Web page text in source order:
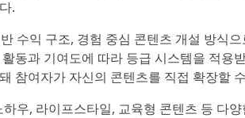
.
수익 구조, 경험 중심 콘텐츠 개설 방식
동과 기여도에 따라 등급 시스템을 적용
참여자가 자신의 콘텐츠를 직접 확장할
우, 라이프스타일, 교육형 콘텐츠 등 다